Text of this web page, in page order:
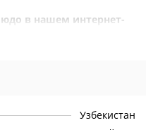
в нашем интернет-
другое в восточном
ценам.
вопросы
Узбекистан